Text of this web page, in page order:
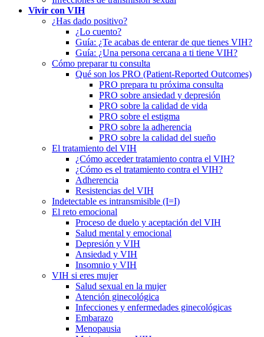
Vivir con VIH
¿Has dado positivo?
¿Lo cuento?
Guía: ¿Te acabas de enterar de que tienes VIH?
Guía: ¿Una persona cercana a ti tiene VIH?
Cómo preparar tu consulta
Qué son los PRO (Patient-Reported Outcomes)
PRO prepara tu próxima consulta
PRO sobre ansiedad y depresión
PRO sobre la calidad de vida
PRO sobre el estigma
PRO sobre la adherencia
PRO sobre la calidad del sueño
El tratamiento del VIH
¿Cómo acceder tratamiento contra el VIH?
¿Cómo es el tratamiento contra el VIH?
Adherencia
Resistencias del VIH
Indetectable es intransmisible (I=I)
El reto emocional
Proceso de duelo y aceptación del VIH
Salud mental y emocional
Depresión y VIH
Ansiedad y VIH
Insomnio y VIH
VIH si eres mujer
Salud sexual en la mujer
Atención ginecológica
Infecciones y enfermedades ginecológicas
Embarazo
Menopausia